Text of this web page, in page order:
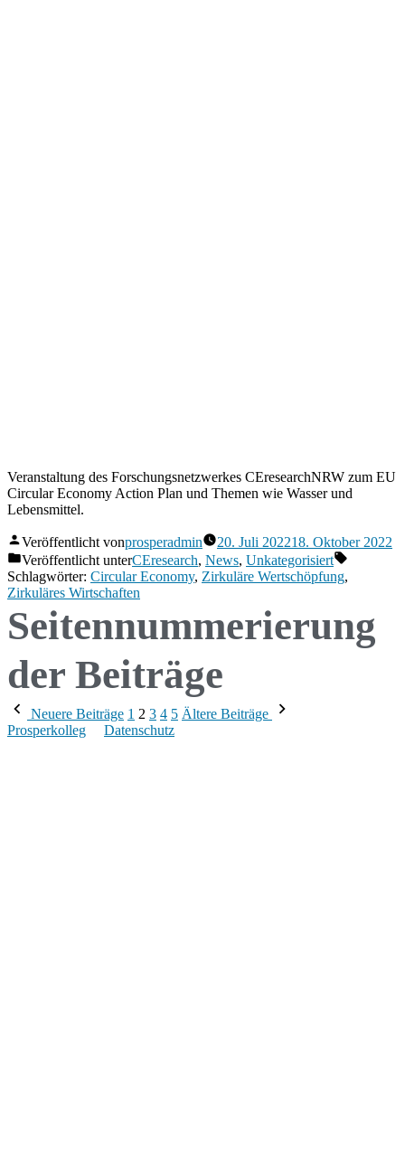
Veranstaltung des Forschungsnetzwerkes CEresearchNRW zum EU
Circular Economy Action Plan und Themen wie Wasser und
Lebensmittel.
Veröffentlicht vonprosperadmin 20. Juli 202218. Oktober 2022
Veröffentlicht unterCEresearch, News, Unkategorisiert
Schlagwörter: Circular Economy, Zirkuläre Wertschöpfung,
Zirkuläres Wirtschaften
Seitennummerierung
der Beiträge
Neuere Beiträge 1 2 3 4 5 Ältere Beiträge
Prosperkolleg
Datenschutz